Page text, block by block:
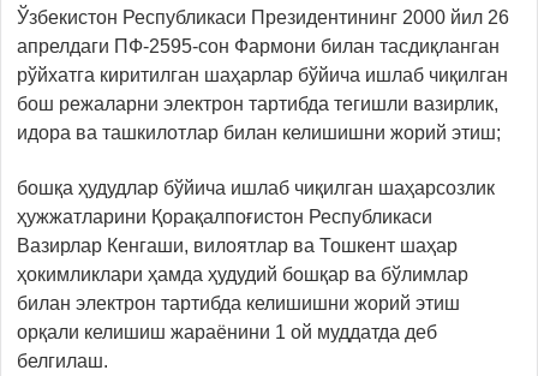
Ўзбекистон Республикаси Президентининг 2000 йил 26
апрелдаги ПФ-2595-сон Фармони билан тасдиқланган
рўйхатга киритилган шаҳарлар бўйича ишлаб чиқилган
бош режаларни электрон тартибда тегишли вазирлик,
идора ва ташкилотлар билан келишишни жорий этиш;
бошқа ҳудудлар бўйича ишлаб чиқилган шаҳарсозлик
ҳужжатларини Қорақалпоғистон Республикаси
Вазирлар Кенгаши, вилоятлар ва Тошкент шаҳар
ҳокимликлари ҳамда ҳудудий бошқар ва бўлимлар
билан электрон тартибда келишишни жорий этиш
орқали келишиш жараёнини 1 ой муддатда деб
белгилаш.